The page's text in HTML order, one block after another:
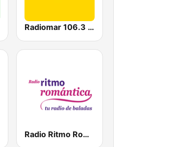
Radiomar 106.3 FM
Radio Ritmo Romántica